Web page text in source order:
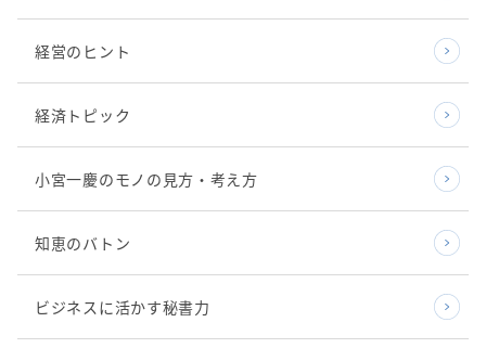
経営のヒント
経済トピック
小宮一慶のモノの見方・考え方
知恵のバトン
ビジネスに活かす秘書力